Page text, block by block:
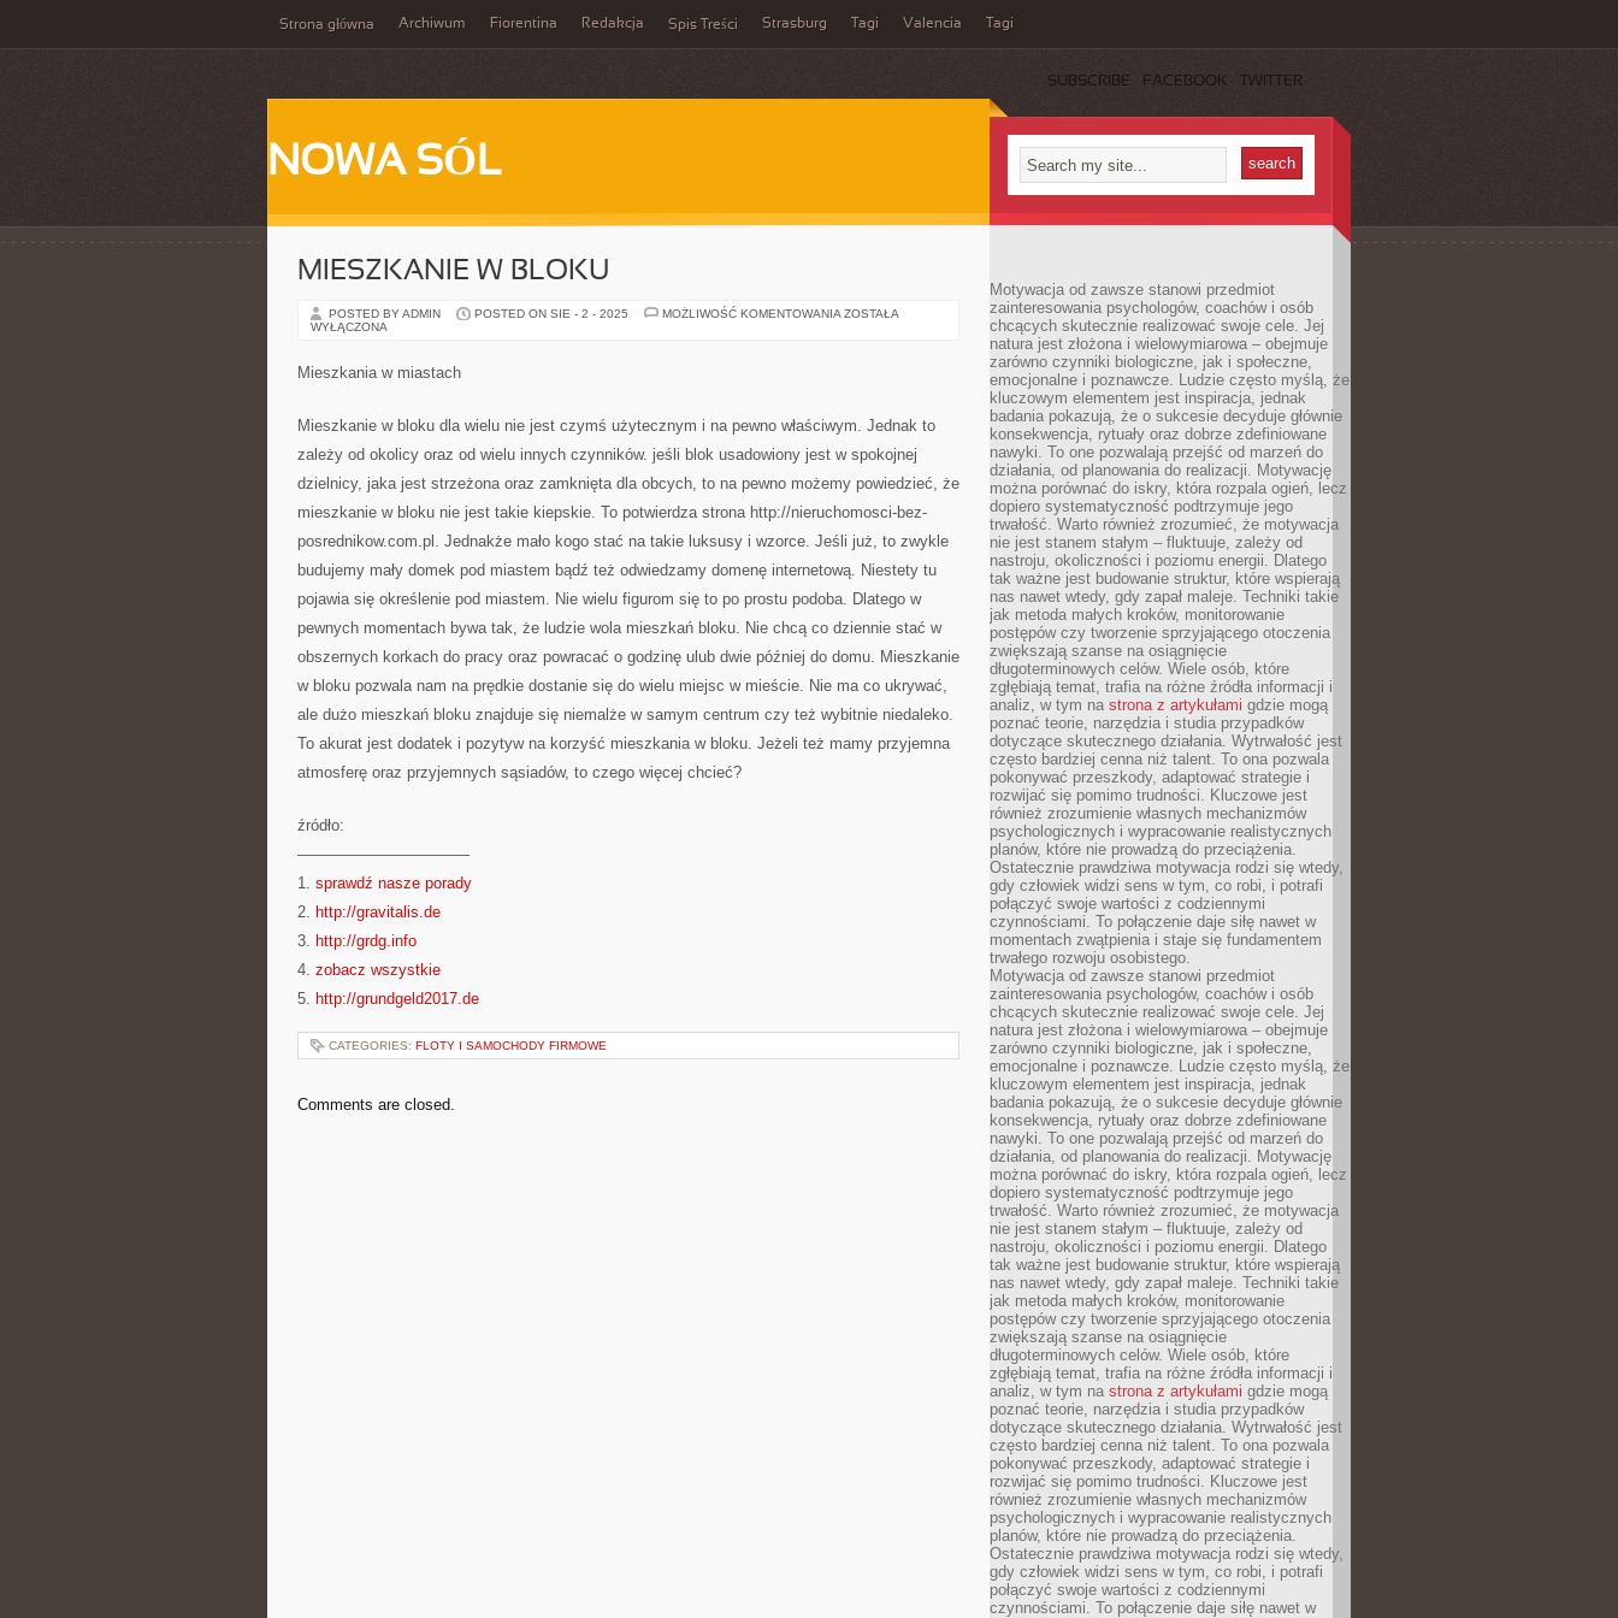
Strona główna Archiwum Fiorentina Redakcja Spis Treści Strasburg Tagi Valencia Tagi
SUBSCRIBE FACEBOOK TWITTER
NOWA SÓL
MIESZKANIE W BLOKU
POSTED BY ADMIN POSTED ON SIE - 2 - 2025 MOŻLIWOŚĆ KOMENTOWANIA MIESZKANIE
ZOSTAŁA
WYŁĄCZONA
Mieszkania w miastach
Mieszkanie w bloku dla wielu nie jest czymś użytecznym i na pewno właściwym. Jednak to
zależy od okolicy oraz od wielu innych czynników. jeśli blok usadowiony jest w spokojnej
dzielnicy, jaka jest strzeżona oraz zamknięta dla obcych, to na pewno możemy powiedzieć, że
mieszkanie w bloku nie jest takie kiepskie. To potwierdza strona http://nieruchomosci-bez-
posrednikow.com.pl. Jednakże mało kogo stać na takie luksusy i wzorce. Jeśli już, to zwykle
budujemy mały domek pod miastem bądź też odwiedzamy domenę internetową. Niestety tu
pojawia się określenie pod miastem. Nie wielu figurom się to po prostu podoba. Dlatego w
pewnych momentach bywa tak, że ludzie wola mieszkań bloku. Nie chcą co dziennie stać w
obszernych korkach do pracy oraz powracać o godzinę ulub dwie później do domu. Mieszkanie
w bloku pozwala nam na prędkie dostanie się do wielu miejsc w mieście. Nie ma co ukrywać,
ale dużo mieszkań bloku znajduje się niemalże w samym centrum czy też wybitnie niedaleko.
To akurat jest dodatek i pozytyw na korzyść mieszkania w bloku. Jeżeli też mamy przyjemna
atmosferę oraz przyjemnych sąsiadów, to czego więcej chcieć?
źródło:
———————————
1. sprawdź nasze porady
2. http://gravitalis.de
3. http://grdg.info
4. zobacz wszystkie
5. http://grundgeld2017.de
CATEGORIES: FLOTY I SAMOCHODY FIRMOWE
Comments are closed.
Motywacja od zawsze stanowi przedmiot
zainteresowania psychologów, coachów i osób
chcących skutecznie realizować swoje cele. Jej
natura jest złożona i wielowymiarowa – obejmuje
zarówno czynniki biologiczne, jak i społeczne,
emocjonalne i poznawcze. Ludzie często myślą, że
kluczowym elementem jest inspiracja, jednak
badania pokazują, że o sukcesie decyduje głównie
konsekwencja, rytuały oraz dobrze zdefiniowane
nawyki. To one pozwalają przejść od marzeń do
działania, od planowania do realizacji. Motywację
można porównać do iskry, która rozpala ogień, lecz
dopiero systematyczność podtrzymuje jego
trwałość. Warto również zrozumieć, że motywacja
nie jest stanem stałym – fluktuuje, zależy od
nastroju, okoliczności i poziomu energii. Dlatego
tak ważne jest budowanie struktur, które wspierają
nas nawet wtedy, gdy zapał maleje. Techniki takie
jak metoda małych kroków, monitorowanie
postępów czy tworzenie sprzyjającego otoczenia
zwiększają szanse na osiągnięcie
długoterminowych celów. Wiele osób, które
zgłębiają temat, trafia na różne źródła informacji i
analiz, w tym na strona z artykułami gdzie mogą
poznać teorie, narzędzia i studia przypadków
dotyczące skutecznego działania. Wytrwałość jest
często bardziej cenna niż talent. To ona pozwala
pokonywać przeszkody, adaptować strategie i
rozwijać się pomimo trudności. Kluczowe jest
również zrozumienie własnych mechanizmów
psychologicznych i wypracowanie realistycznych
planów, które nie prowadzą do przeciążenia.
Ostatecznie prawdziwa motywacja rodzi się wtedy,
gdy człowiek widzi sens w tym, co robi, i potrafi
połączyć swoje wartości z codziennymi
czynnościami. To połączenie daje siłę nawet w
momentach zwątpienia i staje się fundamentem
trwałego rozwoju osobistego.
Motywacja od zawsze stanowi przedmiot
zainteresowania psychologów, coachów i osób
chcących skutecznie realizować swoje cele. Jej
natura jest złożona i wielowymiarowa – obejmuje
zarówno czynniki biologiczne, jak i społeczne,
emocjonalne i poznawcze. Ludzie często myślą, że
kluczowym elementem jest inspiracja, jednak
badania pokazują, że o sukcesie decyduje głównie
konsekwencja, rytuały oraz dobrze zdefiniowane
nawyki. To one pozwalają przejść od marzeń do
działania, od planowania do realizacji. Motywację
można porównać do iskry, która rozpala ogień, lecz
dopiero systematyczność podtrzymuje jego
trwałość. Warto również zrozumieć, że motywacja
nie jest stanem stałym – fluktuuje, zależy od
nastroju, okoliczności i poziomu energii. Dlatego
tak ważne jest budowanie struktur, które wspierają
nas nawet wtedy, gdy zapał maleje. Techniki takie
jak metoda małych kroków, monitorowanie
postępów czy tworzenie sprzyjającego otoczenia
zwiększają szanse na osiągnięcie
długoterminowych celów. Wiele osób, które
zgłębiają temat, trafia na różne źródła informacji i
analiz, w tym na strona z artykułami gdzie mogą
poznać teorie, narzędzia i studia przypadków
dotyczące skutecznego działania. Wytrwałość jest
często bardziej cenna niż talent. To ona pozwala
pokonywać przeszkody, adaptować strategie i
rozwijać się pomimo trudności. Kluczowe jest
również zrozumienie własnych mechanizmów
psychologicznych i wypracowanie realistycznych
planów, które nie prowadzą do przeciążenia.
Ostatecznie prawdziwa motywacja rodzi się wtedy,
gdy człowiek widzi sens w tym, co robi, i potrafi
połączyć swoje wartości z codziennymi
czynnościami. To połączenie daje siłę nawet w